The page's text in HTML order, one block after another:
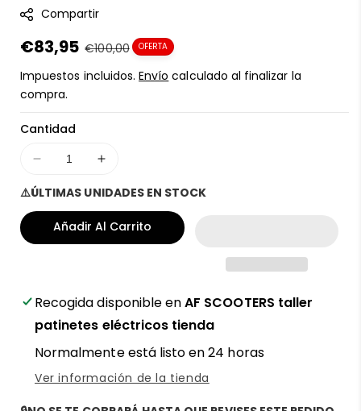
Compartir
Precio
en
oferta
€83,95 Precio
regular
€100,00 OFERTA
Impuestos incluidos.Envío calculado al finalizar la
compra.
Cantidad
Disminuir
cantidad
para
Controladora
patinete
eléctrico
–
Potencia
control
Aumentar
para
Controladora
JP
patinete
eléctrico
–
Potencia
control
⚠️ÚLTIMAS UNIDADES EN STOCK
Añadir Al Carrito
Recogida disponible enAF SCOOTERS taller
patinetes eléctricos tienda
Normalmente está listo en 24 horas
Ver información de la tienda